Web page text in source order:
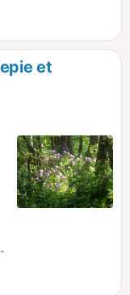
avec ma fille
et